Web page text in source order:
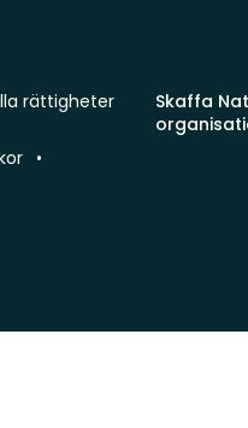
Skaffa
rättigheter